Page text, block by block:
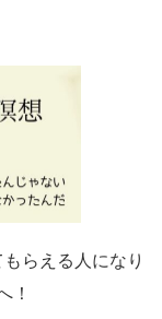
らえる人になり
！